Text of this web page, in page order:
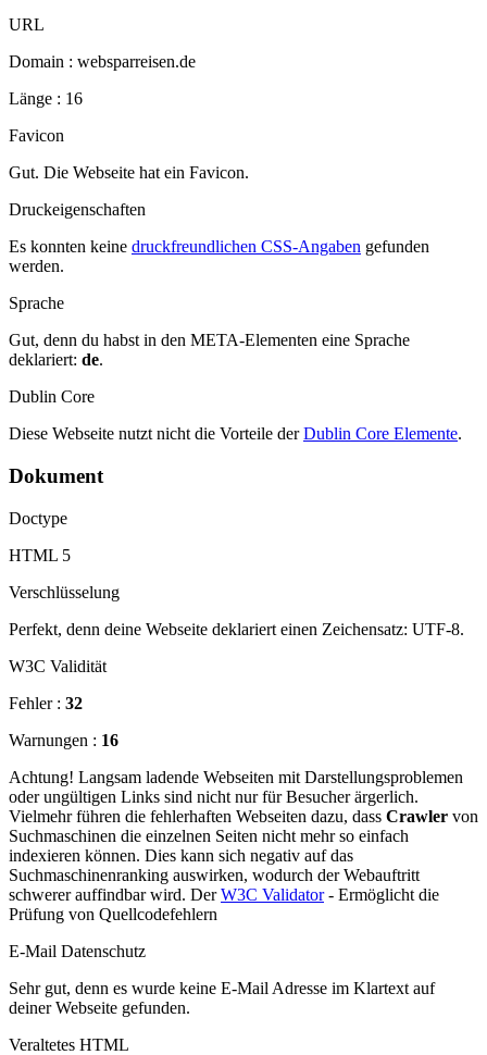
URL
Domain : websparreisen.de
Länge : 16
Favicon
Gut. Die Webseite hat ein Favicon.
Druckeigenschaften
Es konnten keine druckfreundlichen CSS-Angaben gefunden
werden.
Sprache
Gut, denn du habst in den META-Elementen eine Sprache
deklariert: de.
Dublin Core
Diese Webseite nutzt nicht die Vorteile derDublin Core Elemente.
Dokument
Doctype
HTML 5
Verschlüsselung
Perfekt, denn deine Webseite deklariert einen Zeichensatz: UTF-8.
W3C Validität
Fehler : 32
Warnungen : 16
Achtung! Langsam ladende Webseiten mit Darstellungsproblemen
oder ungültigen Links sind nicht nur für Besucher ärgerlich.
Vielmehr führen die fehlerhaften Webseiten dazu, dass Crawler von
Suchmaschinen die einzelnen Seiten nicht mehr so einfach
indexieren können. Dies kann sich negativ auf das
Suchmaschinenranking auswirken, wodurch der Webauftritt
schwerer auffindbar wird. DerW3C Validator- Ermöglicht die
Prüfung von Quellcodefehlern
E-Mail Datenschutz
Sehr gut, denn es wurde keine E-Mail Adresse im Klartext auf
deiner Webseite gefunden.
Veraltetes HTML